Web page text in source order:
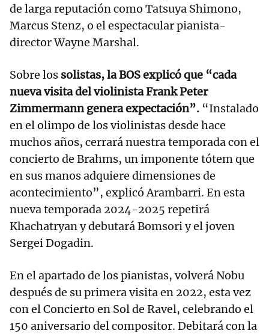
de larga reputación como Tatsuya Shimono,
Marcus Stenz, o el espectacular pianista-
director Wayne Marshal.
Sobre los solistas, la BOS explicó que “cada
nueva visita del violinista Frank Peter
Zimmermann genera expectación”. “Instalado
en el olimpo de los violinistas desde hace
muchos años, cerrará nuestra temporada con el
concierto de Brahms, un imponente tótem que
en sus manos adquiere dimensiones de
acontecimiento”, explicó Arambarri. En esta
nueva temporada 2024-2025 repetirá
Khachatryan y debutará Bomsori y el joven
Sergei Dogadin.
En el apartado de los pianistas, volverá Nobu
después de su primera visita en 2022, esta vez
con el Concierto en Sol de Ravel, celebrando el
150 aniversario del compositor. Debitará con la